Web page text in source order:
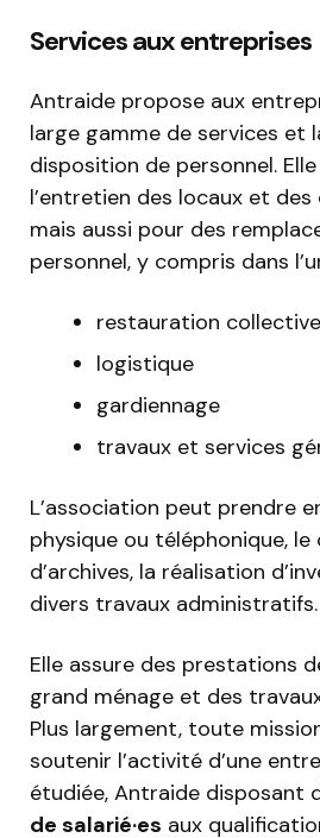
Services aux entreprises
Antraide propose aux
large gamme de services et
disposition de personnel.
l’entretien des locaux et
mais aussi pour des
personnel, y compris dans
restauration collective
logistique
gardiennage
travaux et services
L’association peut prendre
physique ou téléphonique, le
d’archives, la réalisation
divers travaux administratifs.
Elle assure des prestations
grand ménage et des
Plus largement, toute
soutenir l’activité d’une
étudiée, Antraide disposant
de salarié·es aux